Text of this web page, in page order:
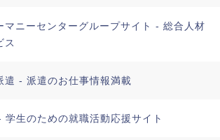
マニーセンターグループサイト - 総合人材
ス
遣 - 派遣のお仕事情報満載
学生のための就職活動応援サイト